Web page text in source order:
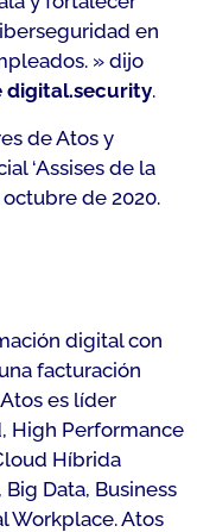
en
» dijo
digital.security.
de Atos y
‘Assises de la
octubre de 2020.
digital con
facturación
es líder
High Performance
Híbrida
Data, Business
Workplace. Atos